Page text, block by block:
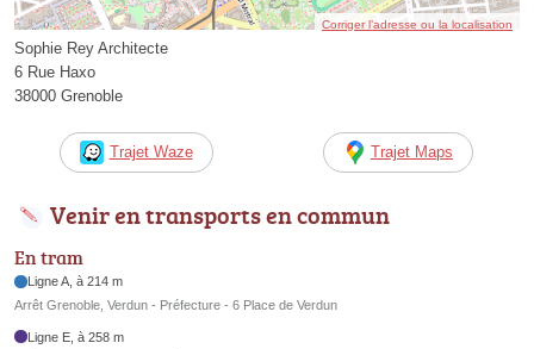
Corriger l’adresse ou la localisation
Sophie Rey Architecte
6 Rue Haxo
38000 Grenoble
Trajet Waze Trajet Maps
Venir en transports en commun
En tram
Ligne A, à 214 m
Arrêt Grenoble, Verdun - Préfecture - 6 Place de Verdun
Ligne E, à 258 m